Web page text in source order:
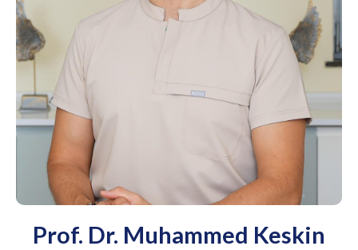
Prof. Dr. Muhammed Keskin